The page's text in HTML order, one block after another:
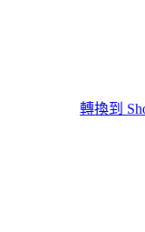
轉換到